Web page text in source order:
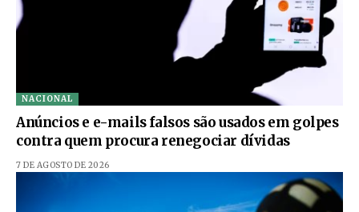
NACIONAL
Anúncios e e-mails falsos são usados em golpes
contra quem procura renegociar dívidas
7 DE AGOSTO DE 2026